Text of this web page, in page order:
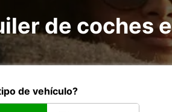
de coches
de vehículo?